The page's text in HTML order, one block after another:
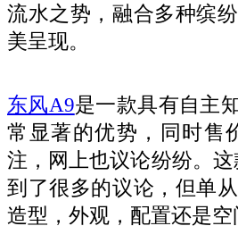
流水之势，融合多种缤
美呈现。
东风A9是一款具有自主
常显著的优势，同时售
注，网上也议论纷纷。
到了很多的议论，但单
造型，外观，配置还是空